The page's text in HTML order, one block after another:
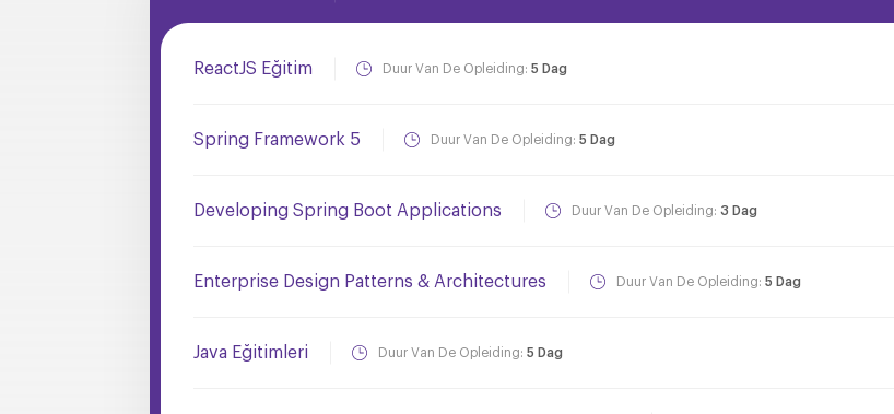
ReactJS Eğitim Duur Van De Opleiding: 5 Dag
Spring Framework 5 Duur Van De Opleiding: 5 Dag
Developing Spring Boot Applications Duur Van De Opleiding: 3 Dag
Enterprise Design Patterns & Architectures Duur Van De Opleiding: 5 Dag
Java Eğitimleri Duur Van De Opleiding: 5 Dag